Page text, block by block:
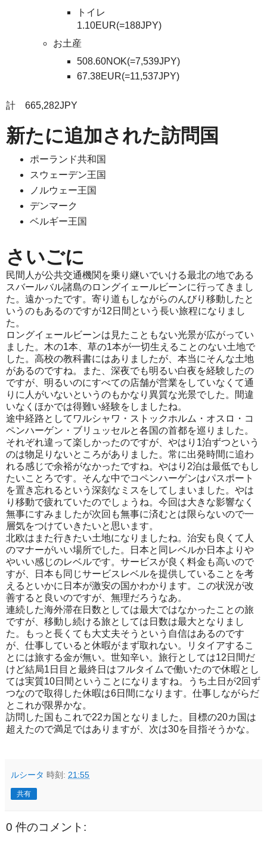
トイレ
1.10EUR(=188JPY)
お土産
508.60NOK(=7,539JPY)
67.38EUR(=11,537JPY)
計 665,282JPY
新たに追加された訪問国
ポーランド共和国
スウェーデン王国
ノルウェー王国
デンマーク
ベルギー王国
さいごに
民間人が公共交通機関を乗り継いでいける最北の地である
スバールバル諸島のロングイェールビーンに行ってきまし
た。遠かったです。寄り道もしながらのんびり移動したと
いうのもあるのですが12日間という長い旅程になりまし
た。
ロングイェールビーンは見たこともない光景が広がってい
ました。木の1本、草の1本が一切生えることのない土地で
した。高校の教科書にはありましたが、本当にそんな土地
があるのですね。また、深夜でも明るい白夜を経験したの
ですが、明るいのにすべての店舗が営業をしていなくて通
りに人がいないというのもかなり異質な光景でした。間違
いなくほかでは得難い経験をしましたね。
途中経路としてワルシャワ・ストックホルム・オスロ・コ
ペンハーゲン・ブリュッセルと各国の首都を巡りました。
それぞれ違って楽しかったのですが、やはり1泊ずつという
のは物足りないところがありました。常に出発時間に追わ
れる感じで余裕がなかったですね。やはり2泊は最低でもし
たいことろです。そんな中でコペンハーゲンはパスポート
を置き忘れるという深刻なミスをしてしまいました。やは
り移動で疲れていたのでしょうね。今回は大きな影響なく
無事にすみましたが次回も無事に済むとは限らないので一
層気をつけていきたいと思います。
北欧はまた行きたい土地になりましたね。治安も良くて人
のマナーがいい場所でした。日本と同レベルか日本よりや
やいい感じのレベルです。サービスが良く料金も高いので
すが、日本も同じサービスレベルを提供していることを考
えるといかに日本が激安の国かわかります。この状況が改
善すると良いのですが、無理だろうなあ。
連続した海外滞在日数としては最大ではなかったことの旅
ですが、移動し続ける旅としては日数は最大となりまし
た。もっと長くても大丈夫そうという自信はあるのです
が、仕事していると休暇がまず取れない。リタイアするこ
とには旅する金が無い。世知辛い。旅行としては12日間だ
けど結局1日目と最終日はフルタイムで働いたので休暇とし
ては実質10日間ということになりますね。うち土日が2回ず
つなので取得した休暇は6日間になります。仕事しながらだ
とこれが限界かな。
訪問した国もこれで22カ国となりました。目標の20カ国は
超えたので満足ではありますが、次は30を目指そうかな。
ルシータ 時刻: 21:55
共有
0 件のコメント: